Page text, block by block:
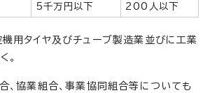
5千万円以下 200人以下
用タイヤ及びチューブ製造業並びに工業
。
、協業組合、事業協同組合等についても